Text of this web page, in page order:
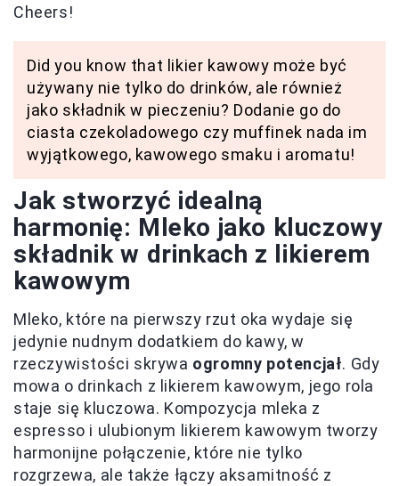
Cheers!
Did you know that likier kawowy może być
używany nie tylko do drinków, ale również
jako składnik w pieczeniu? Dodanie go do
ciasta czekoladowego czy muffinek nada im
wyjątkowego, kawowego smaku i aromatu!
Jak stworzyć idealną
harmonię: Mleko jako kluczowy
składnik w drinkach z likierem
kawowym
Mleko, które na pierwszy rzut oka wydaje się
jedynie nudnym dodatkiem do kawy, w
rzeczywistości skrywa ogromny potencjał. Gdy
mowa o drinkach z likierem kawowym, jego rola
staje się kluczowa. Kompozycja mleka z
espresso i ulubionym likierem kawowym tworzy
harmonijne połączenie, które nie tylko
rozgrzewa, ale także łączy aksamitność z